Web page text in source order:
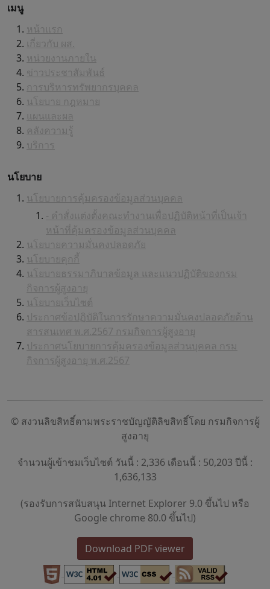
เมนู
หน้าแรก
เกี่ยวกับ ผส.
หน่วยงานภายใน
ข่าวประชาสัมพันธ์
การบริหารทรัพยากรบุคคล
นโยบาย กฎหมาย
แผนและผล
คลังความรู้
บริการ
นโยบาย
นโยบายการคุ้มครองข้อมูลส่วนบุคคล
- คำสั่งแต่งตั้งคณะทำงานเพื่อปฏิบัติหน้าที่เป็นเจ้า
หน้าที่คุ้มครองข้อมูลส่วนบุคคล
นโยบายความมั่นคงปลอดภัย
นโยบายคุกกี้
นโยบายธรรมาภิบาลข้อมูล และแนวปฏิบัติของกรม
กิจการผู้สูงอายุ
นโยบายเว็บไซต์
ประกาศข้อปฏิบัติในการรักษาความมั่นคงปลอดภัยด้าน
สารสนเทศ พ.ศ.2567 กรมกิจการผู้สูงอายุ
ประกาศนโยบายการคุ้มครองข้อมูลส่วนบุคคล กรม
กิจการผู้สูงอายุ พ.ศ.2567
© สงวนลิขสิทธิ์ตามพระราชบัญญัติลิขสิทธิ์โดย กรมกิจการผู้
สูงอายุ
จำนวนผู้เข้าชมเว็บไซต์ วันนี้ : 2,336 เดือนนี้ : 50,203 ปีนี้ :
1,636,133
(รองรับการสนับสนุน Internet Explorer 9.0 ขึ้นไป หรือ
Google chrome 80.0 ขึ้นไป)
Download PDF viewer